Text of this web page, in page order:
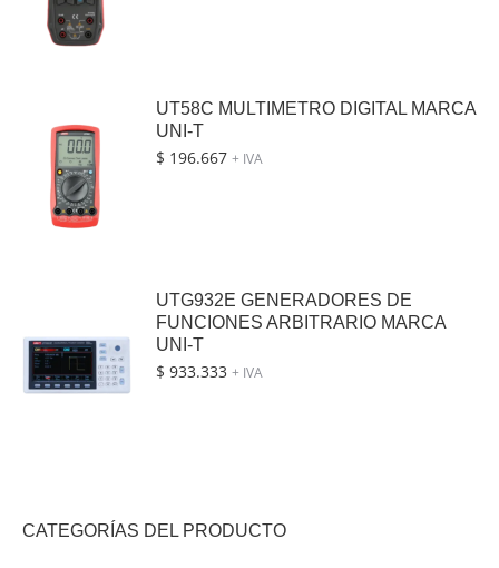
UT58C MULTIMETRO DIGITAL MARCA
UNI-T
$ 196.667 + IVA
UTG932E GENERADORES DE
FUNCIONES ARBITRARIO MARCA
UNI-T
$ 933.333 + IVA
CATEGORÍAS DEL PRODUCTO